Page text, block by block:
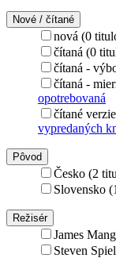
Nové / čítané
nová (0
čítaná (0
čítaná -
čítaná -
opotrebovaná
čítané
vypredaných
Pôvod
Česko (2
Slovensko
Režisér
James
Steven